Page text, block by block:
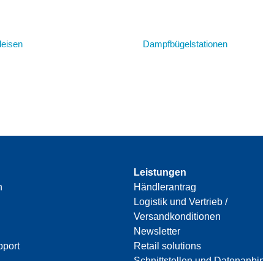
Dampfbügelstationen
Leistungen
Händlerantrag
Logistik und Vertrieb /
Versandkonditionen
Newsletter
Retail solutions